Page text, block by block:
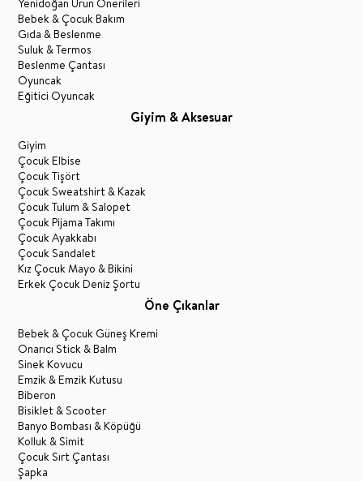
Yenidoğan Ürün Önerileri
Bebek & Çocuk Bakım
Gıda & Beslenme
Suluk & Termos
Beslenme Çantası
Oyuncak
Eğitici Oyuncak
Giyim & Aksesuar
Giyim
Çocuk Elbise
Çocuk Tişört
Çocuk Sweatshirt & Kazak
Çocuk Tulum & Salopet
Çocuk Pijama Takımı
Çocuk Ayakkabı
Çocuk Sandalet
Kız Çocuk Mayo & Bikini
Erkek Çocuk Deniz Şortu
Öne Çıkanlar
Bebek & Çocuk Güneş Kremi
Onarıcı Stick & Balm
Sinek Kovucu
Emzik & Emzik Kutusu
Biberon
Bisiklet & Scooter
Banyo Bombası & Köpüğü
Kolluk & Simit
Çocuk Sırt Çantası
Şapka